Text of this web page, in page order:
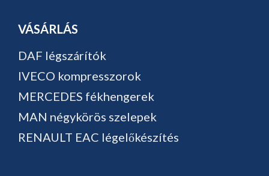
VÁSÁRLÁS
DAF légszárítók
IVECO kompresszorok
MERCEDES fékhengerek
MAN négykörös szelepek
RENAULT EAC légelőkészítés